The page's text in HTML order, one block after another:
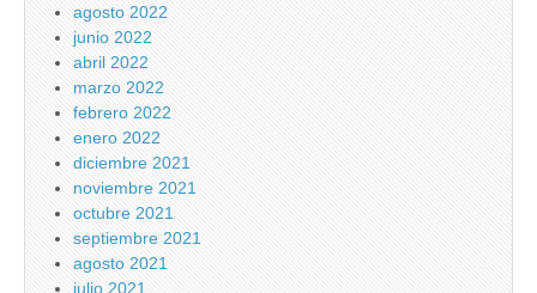
agosto 2022
junio 2022
abril 2022
marzo 2022
febrero 2022
enero 2022
diciembre 2021
noviembre 2021
octubre 2021
septiembre 2021
agosto 2021
julio 2021